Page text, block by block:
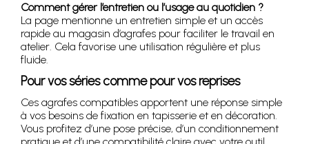
Comment gérer l’entretien ou l’usage au quotidien ?
La page mentionne un entretien simple et un accès
rapide au magasin d’agrafes pour faciliter le travail en
atelier. Cela favorise une utilisation régulière et plus
fluide.
Pour vos séries comme pour vos reprises
Ces agrafes compatibles apportent une réponse simple
à vos besoins de fixation en tapisserie et en décoration.
Vous profitez d’une pose précise, d’un conditionnement